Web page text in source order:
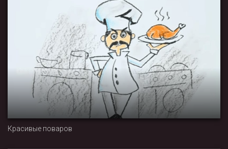
Красивые поваров